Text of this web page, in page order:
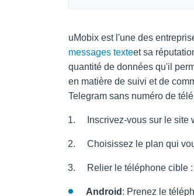
uMobix est l'une des
messages texteet sa
quantité de données qu'il
en matière de suivi et de
Telegram sans numéro de
Inscrivez-vous sur le site
Choisissez le plan qui
Relier le téléphone cible :
Android : Prenez le